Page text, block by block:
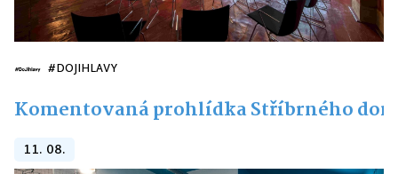
#DOJIHLAVY
Komentovaná prohlídka Stříbrného
11. 08.